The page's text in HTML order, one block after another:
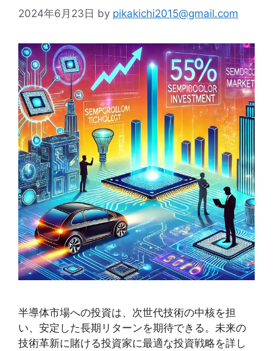
2024年6月23日 by pikakichi2015@gmail.com
半導体市場への投資は、次世代技術の中核を担
い、安定した長期リターンを期待できる。未来の
技術革新に賭ける投資家に最適な投資戦略を詳し